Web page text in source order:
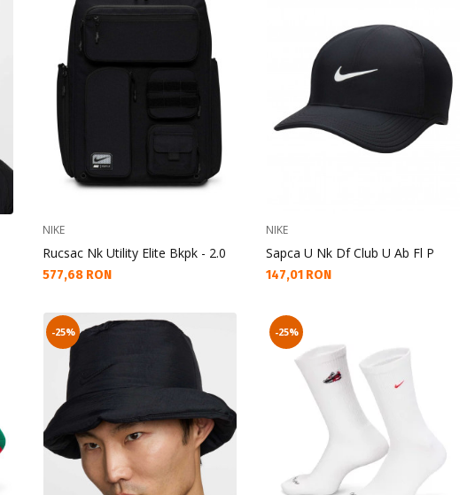
NIKE
Rucsac Nk Utility Elite Bkpk - 2.0
Текуща цена:
577,68 RON
NIKE
Sapca U Nk Df Club U Ab Fl P
Текуща цена:
147,01 RON
-25% -25%